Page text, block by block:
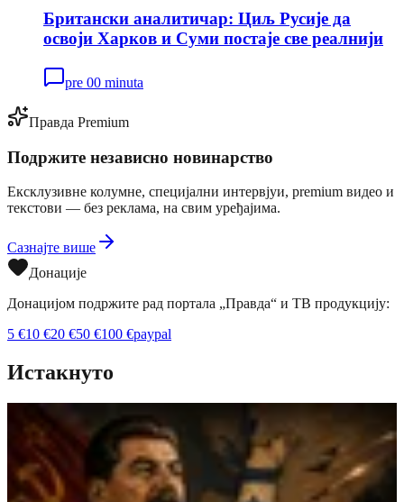
Британски аналитичар: Циљ Русије да
освоји Харков и Суми постаје све реалнији
pre 00 minuta
Правда Premium
Подржите независно новинарство
Ексклузивне колумне, специјални интервјуи, premium видео и
текстови — без реклама, на свим уређајима.
Сазнајте више
Донације
Донацијом подржите рад портала „Правда“ и ТВ продукцију:
5 €10 €20 €50 €100 €paypal
Истакнуто